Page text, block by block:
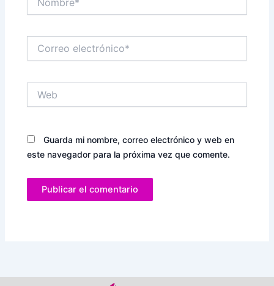
electrónico*
Guarda mi nombre, correo electrónico y web en
este navegador para la próxima vez que comente.